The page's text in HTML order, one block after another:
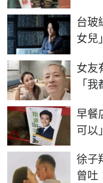
台玻
女兒
女友
「
早餐
可以
徐子
曾吐